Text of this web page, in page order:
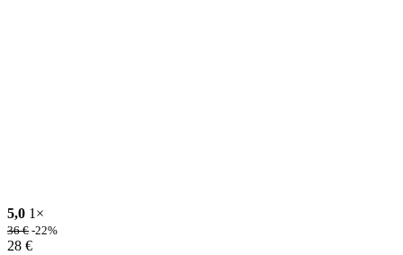
5,0 1×
36€ -22%
28 €